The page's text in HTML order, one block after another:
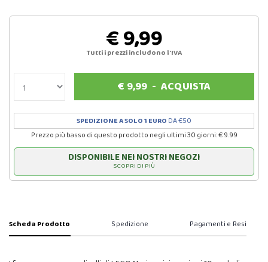
€ 9,99
Tutti i prezzi includono l'IVA
€ 9,99 -ACQUISTA
SPEDIZIONE A SOLO 1 EURO DA €50
Prezzo più basso di questo prodotto negli ultimi 30 giorni: € 9.99
DISPONIBILE NEI NOSTRI NEGOZI
SCOPRI DI PIÙ
Scheda Prodotto Spedizione Pagamenti e Resi